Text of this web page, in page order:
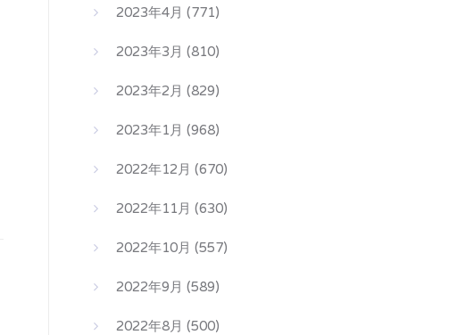
2023年4月 (771)
2023年3月 (810)
2023年2月 (829)
2023年1月 (968)
2022年12月 (670)
2022年11月 (630)
2022年10月 (557)
2022年9月 (589)
2022年8月 (500)